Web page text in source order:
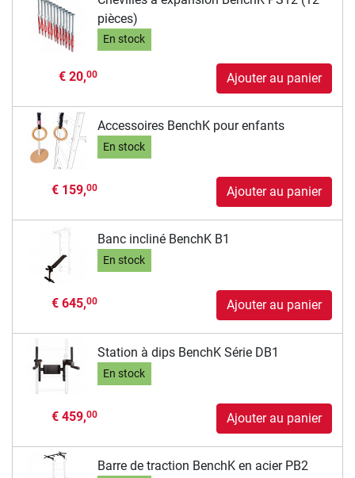
pièces)
En stock
€ 20,00 Ajouter au panier
Accessoires BenchK pour enfants
En stock
€ 159,00 Ajouter au panier
Banc incliné BenchK B1
En stock
€ 645,00 Ajouter au panier
Station à dips BenchK Série DB1
En stock
€ 459,00 Ajouter au panier
Barre de traction BenchK en acier PB2